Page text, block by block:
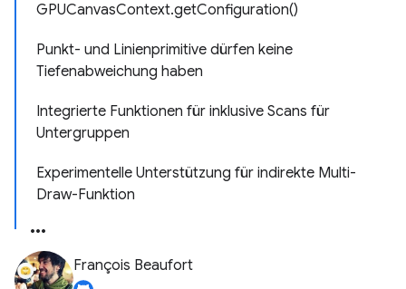
GPUCanvasContext.getConfiguration()
Punkt- und Linienprimitive dürfen keine
Tiefenabweichung haben
Integrierte Funktionen für inklusive Scans für
Untergruppen
Experimentelle Unterstützung für indirekte Multi-
Draw-Funktion
François Beaufort